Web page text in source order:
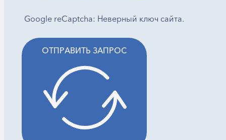
Google reCaptcha: Неверный ключ сайта.
ОТПРАВИТЬ ЗАПРОС